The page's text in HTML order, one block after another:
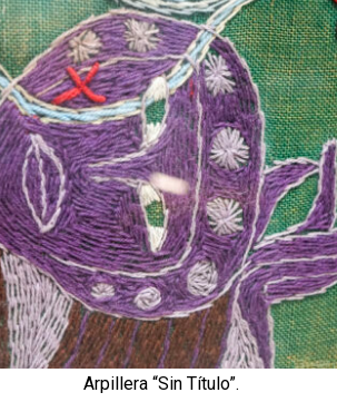
Arpillera “Sin Título”.